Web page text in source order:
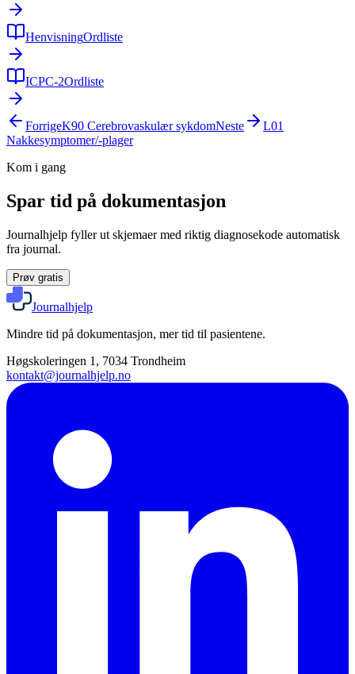
HenvisningOrdliste
ICPC-2Ordliste
ForrigeK90 Cerebrovaskulær sykdomNeste
L01
Nakkesymptomer/-plager
Kom i gang
Spar tid på dokumentasjon
Journalhjelp fyller ut skjemaer med riktig diagnosekode automatisk
fra journal.
Prøv gratis
Journalhjelp
Mindre tid på dokumentasjon, mer tid til pasientene.
Høgskoleringen 1, 7034 Trondheim
kontakt@journalhjelp.no